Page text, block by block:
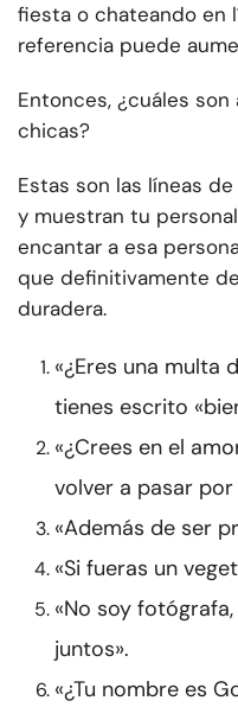
fiesta o chateando en
referencia puede
Entonces, ¿cuáles son
chicas?
Estas son las líneas
y muestran tu
encantar a esa
que definitivamente
duradera.
«¿Eres una multa
tienes escrito
«¿Crees en el
volver a pasar por
«Además de ser
«Si fueras un
«No soy
juntos».
«¿Tu nombre es